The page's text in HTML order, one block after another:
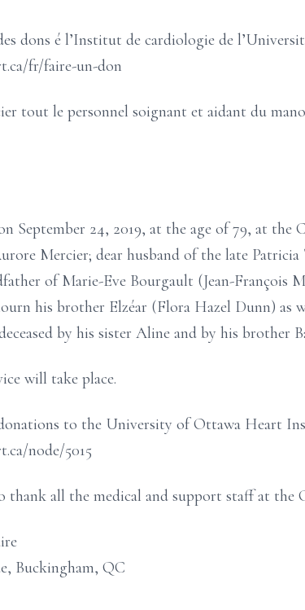
dons é l’Institut de cardiologie de
fr/faire-un-don
tout le personnel soignant et aidant du
September 24, 2019, at the age of 79, at
Mercier; dear husband of the late
of Marie-Eve Bourgault (Jean-François
his brother Elzéar (Flora Hazel Dunn) as
by his sister Aline and by his brother
will take place.
to the University of Ottawa Heart
node/5015
all the medical and support staff at the
Buckingham, QC